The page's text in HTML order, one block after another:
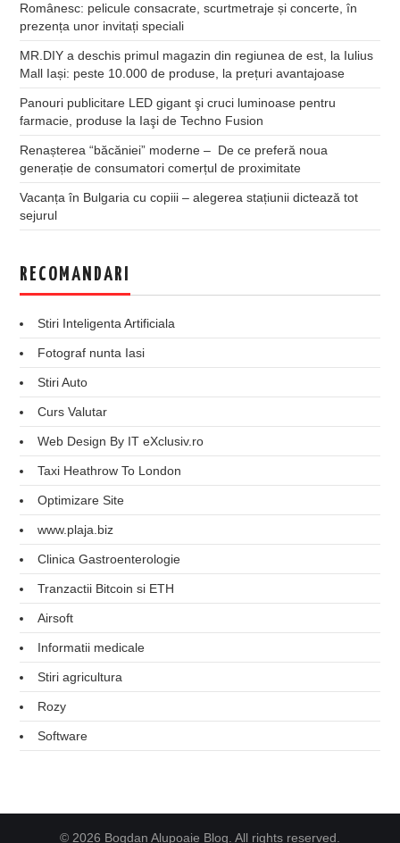
Românesc: pelicule consacrate, scurtmetraje și concerte, în
prezența unor invitați speciali
MR.DIY a deschis primul magazin din regiunea de est, la Iulius
Mall Iași: peste 10.000 de produse, la prețuri avantajoase
Panouri publicitare LED gigant şi cruci luminoase pentru
farmacie, produse la Iaşi de Techno Fusion
Renașterea “băcăniei” moderne – De ce preferă noua
generație de consumatori comerțul de proximitate
Vacanța în Bulgaria cu copiii – alegerea stațiunii dictează tot
sejurul
RECOMANDARI
Stiri Inteligenta Artificiala
Fotograf nunta Iasi
Stiri Auto
Curs Valutar
Web Design By IT eXclusiv.ro
Taxi Heathrow To London
Optimizare Site
www.plaja.biz
Clinica Gastroenterologie
Tranzactii Bitcoin si ETH
Airsoft
Informatii medicale
Stiri agricultura
Rozy
Software
© 2026 Bogdan Alupoaie Blog. All rights reserved.